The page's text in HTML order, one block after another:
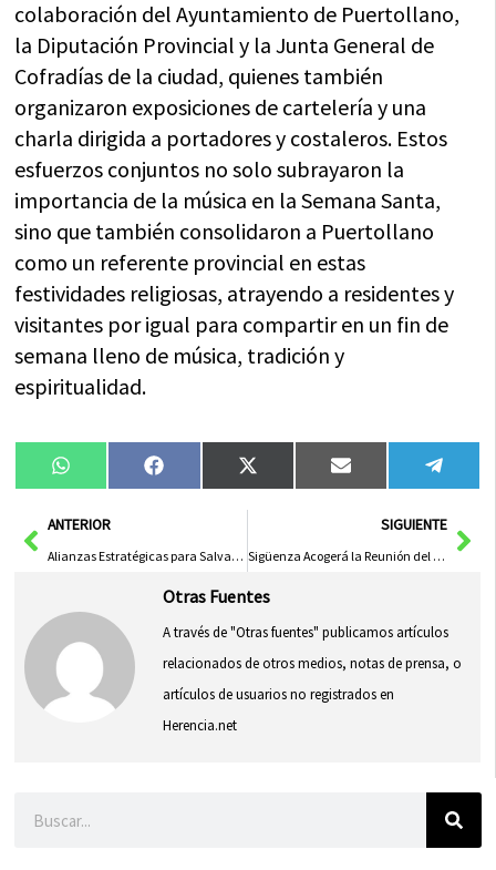
colaboración del Ayuntamiento de Puertollano,
la Diputación Provincial y la Junta General de
Cofradías de la ciudad, quienes también
organizaron exposiciones de cartelería y una
charla dirigida a portadores y costaleros. Estos
esfuerzos conjuntos no solo subrayaron la
importancia de la música en la Semana Santa,
sino que también consolidaron a Puertollano
como un referente provincial en estas
festividades religiosas, atrayendo a residentes y
visitantes por igual para compartir en un fin de
semana lleno de música, tradición y
espiritualidad.
Compartir
en
WhatsAppCompartir
en
FacebookCompartir
en
X
(Twitter)
Compartir
en
Email
en
AntANTERIOR
Alianzas Estratégicas para Salvaguardar Logros Sociales y Feministas del Olvido
SIGUIENTE
Sigüenza Acogerá la Reunión del Consejo Nacional de Patrimonio Histórico en Abril
Otras Fuentes
A través de "Otras fuentes" publicamos artículos
relacionados de otros medios, notas de prensa, o
artículos de usuarios no registrados en
Herencia.net